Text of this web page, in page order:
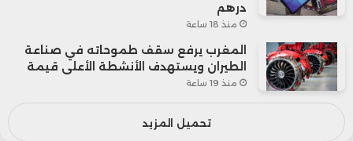
درهم
منذ 18 ساعة
المغرب يرفع سقف طموحاته في صناعة
الطيران ويستهدف الأنشطة الأعلى قيمة
منذ 19 ساعة
تحميل المزيد